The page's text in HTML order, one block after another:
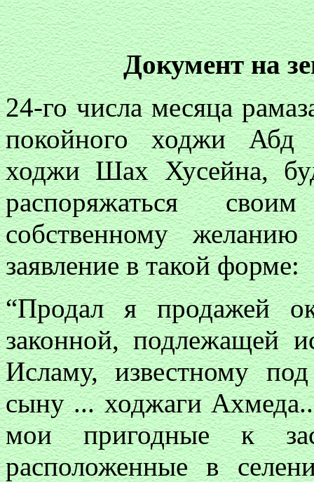
Документ на
24-го числа месяца
покойного ходжи Абд
ходжи Шах Хусейна,
распоряжаться
собственному
заявление в такой форме:
“Продал я продажей
законной, подлежащей
Исламу, известному
сыну ... ходжаги
мои пригодные к
расположенные в